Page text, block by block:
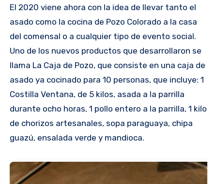
El 2020 viene ahora con la idea de llevar tanto el
asado como la cocina de Pozo Colorado a la casa
del comensal o a cualquier tipo de evento social.
Uno de los nuevos productos que desarrollaron se
llama La Caja de Pozo, que consiste en una caja de
asado ya cocinado para 10 personas, que incluye: 1
Costilla Ventana, de 5 kilos, asada a la parrilla
durante ocho horas, 1 pollo entero a la parrilla, 1 kilo
de chorizos artesanales, sopa paraguaya, chipa
guazú, ensalada verde y mandioca.